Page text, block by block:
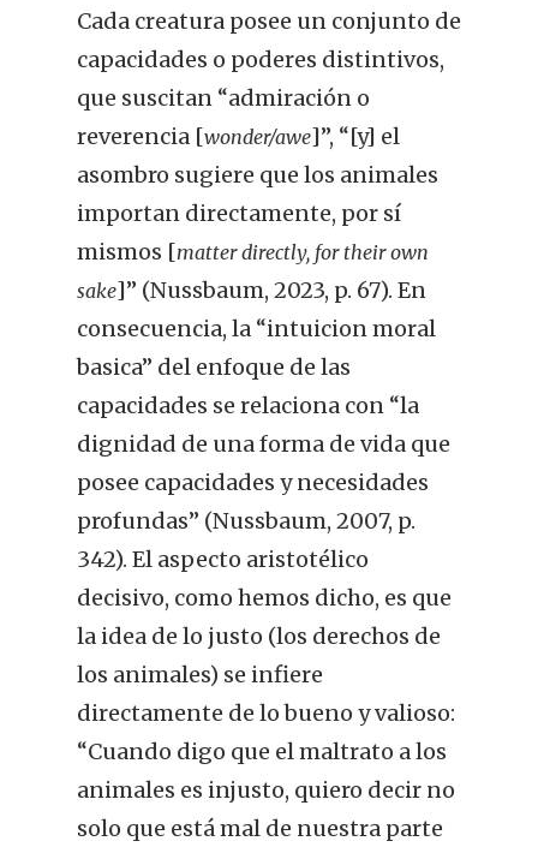
Cada creatura posee un conjunto de
capacidades o poderes distintivos,
que suscitan “admiración o
reverencia [wonder/awe]”, “[y] el
asombro sugiere que los animales
importan directamente, por sí
mismos [matter directly, for their own
sake]” (Nussbaum, 2023, p. 67). En
consecuencia, la “intuicion moral
basica” del enfoque de las
capacidades se relaciona con “la
dignidad de una forma de vida que
posee capacidades y necesidades
profundas” (Nussbaum, 2007, p.
342). El aspecto aristotélico
decisivo, como hemos dicho, es que
la idea de lo justo (los derechos de
los animales) se infiere
directamente de lo bueno y valioso:
“Cuando digo que el maltrato a los
animales es injusto, quiero decir no
solo que está mal de nuestra parte